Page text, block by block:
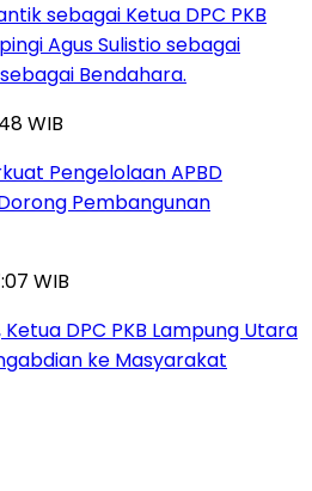
sebagai Ketua DPC PKB
Agus Sulistio sebagai
Bendahara.
WIB
Pengelolaan APBD
Pembangunan
WIB
DPC PKB Lampung Utara
ke Masyarakat